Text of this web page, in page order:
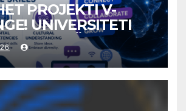
PROJEKTI V-
UNIVERSITETI
NË SHKUP
NISMËN
PËR
DIGJITAL DHE
GLOBALE